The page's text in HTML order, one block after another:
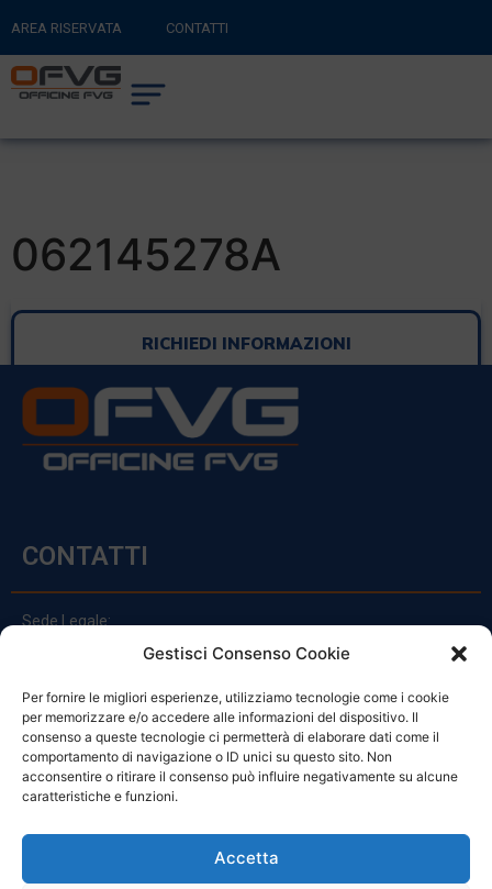
Gestisci Consenso Cookie
Per fornire le migliori esperienze, utilizziamo tecnologie come i cookie
per memorizzare e/o accedere alle informazioni del dispositivo. Il
consenso a queste tecnologie ci permetterà di elaborare dati come il
comportamento di navigazione o ID unici su questo sito. Non
acconsentire o ritirare il consenso può influire negativamente su alcune
caratteristiche e funzioni.
Accetta
AREA RISERVATA CONTATTI
RITORNA AL SITO PRINCIPALE
CARRELLO
062145278A
RICHIEDI INFORMAZIONI
CONTATTI
Sede Legale:
Via Principe Di Udine 144
clienti@officinefvg.it
info@officinefvg.it
posta@officinefvgpec.It
ORARI